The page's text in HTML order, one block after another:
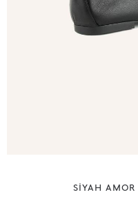
SİYAH AMOR